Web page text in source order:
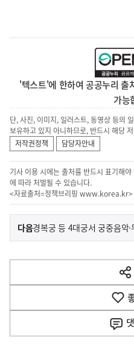
'텍스트'에 한하여 공공누리 출
가능
단, 사진, 이미지, 일러스트, 동영상 등의
보유하고 있지 아니하므로, 반드시 해당
저작권정책
담당자안내
기사 이용 시에는 출처를 반드시 표기해야
에 따라 처벌될 수 있습니다.
<자료출처=정책브리핑 www.korea.kr>
이
전
다
음
다음기
사
경복궁 등 4대궁서 궁중음악